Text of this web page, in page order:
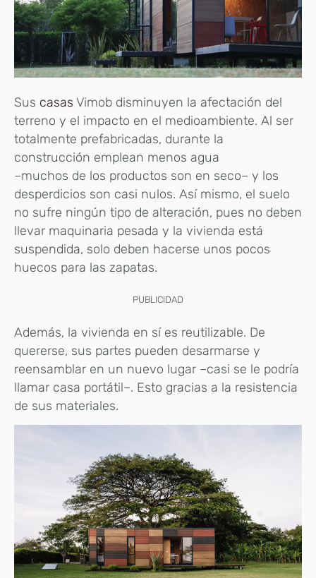
Sus casas Vimob disminuyen la afectación del
terreno y el impacto en el medioambiente. Al ser
totalmente prefabricadas, durante la
construcción emplean menos agua
–muchos de los productos son en seco– y los
desperdicios son casi nulos. Así mismo, el suelo
no sufre ningún tipo de alteración, pues no deben
llevar maquinaria pesada y la vivienda está
suspendida, solo deben hacerse unos pocos
huecos para las zapatas.
PUBLICIDAD
Además, la vivienda en sí es reutilizable. De
quererse, sus partes pueden desarmarse y
reensamblar en un nuevo lugar –casi se le podría
llamar casa portátil–. Esto gracias a la resistencia
de sus materiales.